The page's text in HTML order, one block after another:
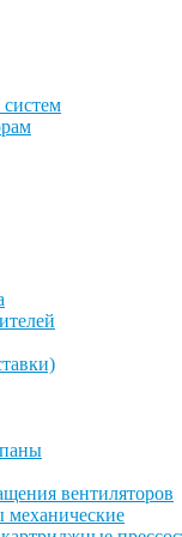
вентиляторов
механические